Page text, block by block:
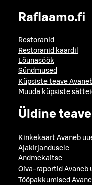
Raflaamo.fi
Restoranid
Restoranid kaardil
Lõunasöök
Sündmused
Küpsiste teave
Muuda küpsiste
Üldine teave
Kinkekaart Avaneb
Ajakirjandusele
Andmekaitse
Oiva-raportid Avaneb
Tööpakkumised